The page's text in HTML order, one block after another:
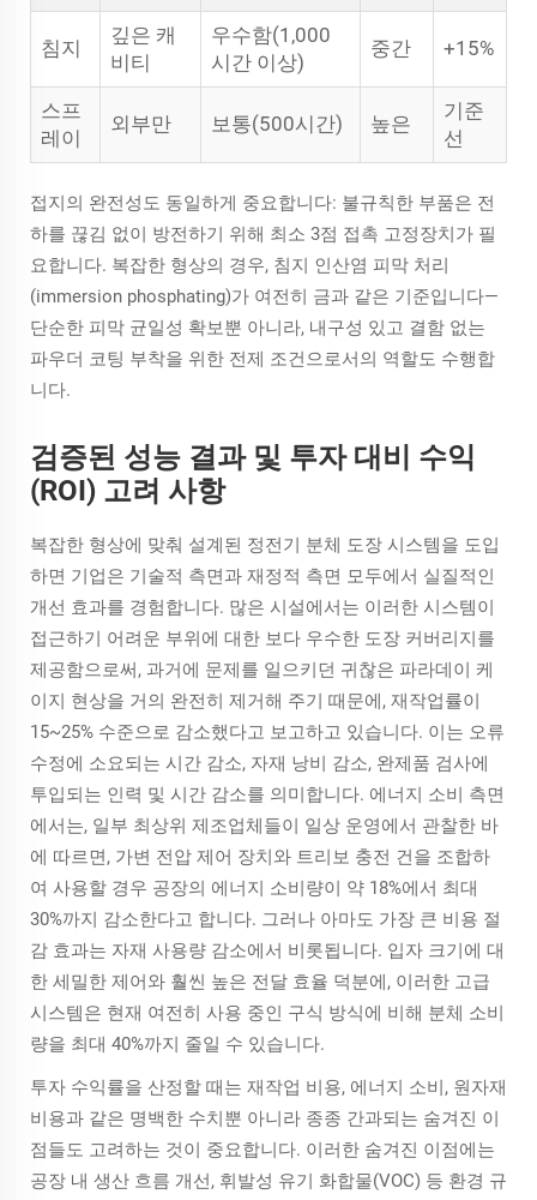
침지
깊은 캐
비티
우수함(1,000
시간 이상)
중간 +15%
스프
레이
외부만 보통(500시간) 높은
기준
선
접지의 완전성도 동일하게 중요합니다: 불규칙한 부품은 전
하를 끊김 없이 방전하기 위해 최소 3점 접촉 고정장치가 필
요합니다. 복잡한 형상의 경우, 침지 인산염 피막 처리
(immersion phosphating)가 여전히 금과 같은 기준입니다—
단순한 피막 균일성 확보뿐 아니라, 내구성 있고 결함 없는
파우더 코팅 부착을 위한 전제 조건으로서의 역할도 수행합
니다.
검증된 성능 결과 및 투자 대비 수익
(ROI) 고려 사항
복잡한 형상에 맞춰 설계된 정전기 분체 도장 시스템을 도입
하면 기업은 기술적 측면과 재정적 측면 모두에서 실질적인
개선 효과를 경험합니다. 많은 시설에서는 이러한 시스템이
접근하기 어려운 부위에 대한 보다 우수한 도장 커버리지를
제공함으로써, 과거에 문제를 일으키던 귀찮은 파라데이 케
이지 현상을 거의 완전히 제거해 주기 때문에, 재작업률이
15~25% 수준으로 감소했다고 보고하고 있습니다. 이는 오류
수정에 소요되는 시간 감소, 자재 낭비 감소, 완제품 검사에
투입되는 인력 및 시간 감소를 의미합니다. 에너지 소비 측면
에서는, 일부 최상위 제조업체들이 일상 운영에서 관찰한 바
에 따르면, 가변 전압 제어 장치와 트리보 충전 건을 조합하
여 사용할 경우 공장의 에너지 소비량이 약 18%에서 최대
30%까지 감소한다고 합니다. 그러나 아마도 가장 큰 비용 절
감 효과는 자재 사용량 감소에서 비롯됩니다. 입자 크기에 대
한 세밀한 제어와 훨씬 높은 전달 효율 덕분에, 이러한 고급
시스템은 현재 여전히 사용 중인 구식 방식에 비해 분체 소비
량을 최대 40%까지 줄일 수 있습니다.
투자 수익률을 산정할 때는 재작업 비용, 에너지 소비, 원자재
비용과 같은 명백한 수치뿐 아니라 종종 간과되는 숨겨진 이
점들도 고려하는 것이 중요합니다. 이러한 숨겨진 이점에는
공장 내 생산 흐름 개선, 휘발성 유기 화합물(VOC) 등 환경 규